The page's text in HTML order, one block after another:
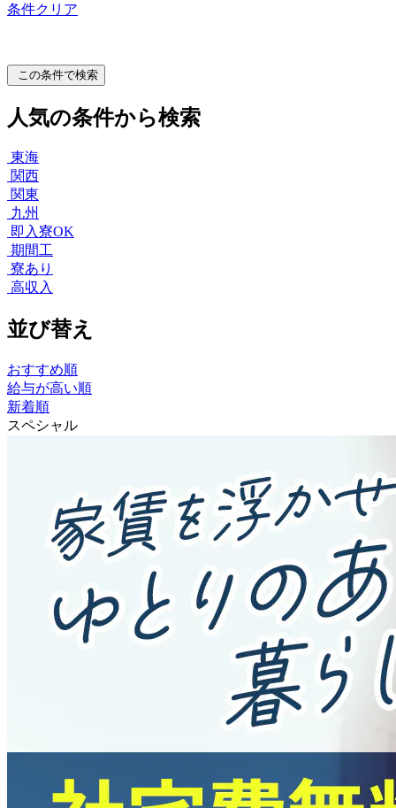
条件クリア
この条件で検索
人気の条件から検索
東海
関西
関東
九州
即入寮OK
期間工
寮あり
高収入
並び替え
おすすめ順
給与が高い順
新着順
スペシャル